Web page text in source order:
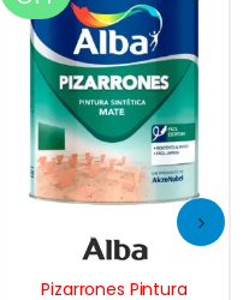
Pizarrones Pintura